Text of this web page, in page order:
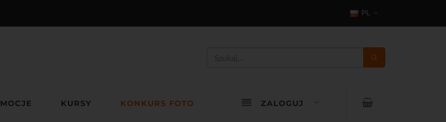
PL
KURSY KONKURS FOTO ZALOGUJ